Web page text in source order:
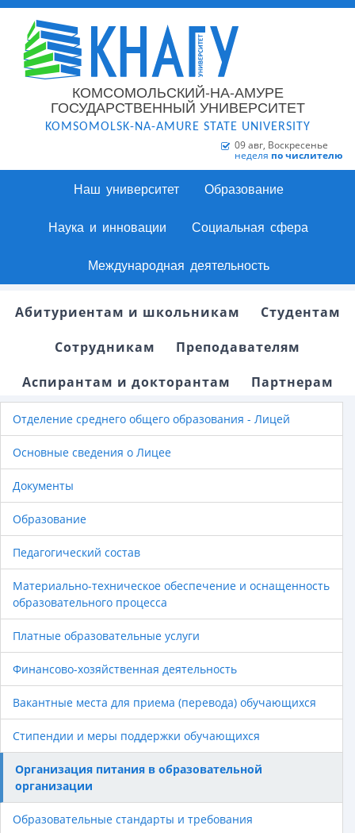
КОМСОМОЛЬСКИЙ-НА-АМУРЕ
ГОСУДАРСТВЕННЫЙ УНИВЕРСИТЕТ
KOMSOMOLSK-NA-AMURE STATE UNIVERSITY
09 авг, Воскресенье
неделя по числителю
Наш университет Образование
Наука и инновации Социальная сфера
Международная деятельность
Абитуриентам и школьникам
Студентам
Сотрудникам
Преподавателям
Аспирантам и докторантам
Партнерам
Отделение среднего общего образования - Лицей
Основные сведения о Лицее
Документы
Образование
Педагогический состав
Материально-техническое обеспечение и оснащенность
образовательного процесса
Платные образовательные услуги
Финансово-хозяйственная деятельность
Вакантные места для приема (перевода) обучающихся
Стипендии и меры поддержки обучающихся
Организация питания в образовательной
организации
Образовательные стандарты и требования